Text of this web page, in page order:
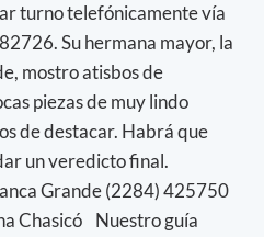
turno telefónicamente vía
Su hermana mayor, la
mostro atisbos de
piezas de muy lindo
de destacar. Habrá que
un veredicto final.
Grande (2284) 425750
Chasicó Nuestro guía